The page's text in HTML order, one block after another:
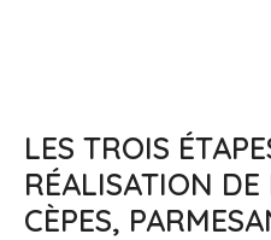
LES TROIS
RÉALISATION
CÈPES,